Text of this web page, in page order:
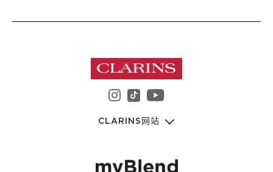
instagram 娇韵诗集团
youtube 娇韵诗集
CLARINS网站